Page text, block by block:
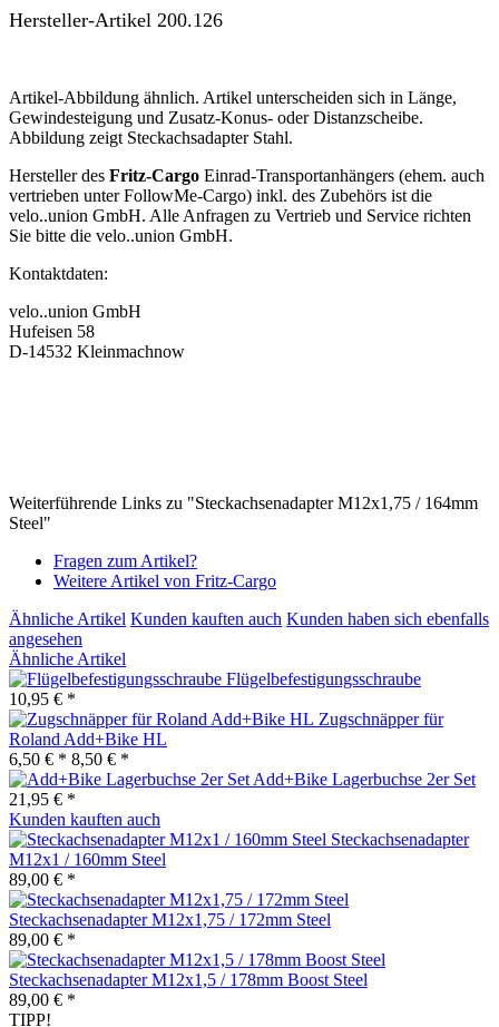
Hersteller-Artikel 200.126
Artikel-Abbildung ähnlich. Artikel unterscheiden sich in Länge,
Gewindesteigung und Zusatz-Konus- oder Distanzscheibe.
Abbildung zeigt Steckachsadapter Stahl.
Hersteller des Fritz-Cargo Einrad-Transportanhängers (ehem. auch
vertrieben unter FollowMe-Cargo) inkl. des Zubehörs ist die
velo..union GmbH. Alle Anfragen zu Vertrieb und Service richten
Sie bitte die velo..union GmbH.
Kontaktdaten:
velo..union GmbH
Hufeisen 58
D-14532 Kleinmachnow
Weiterführende Links zu "Steckachsenadapter M12x1,75 / 164mm
Steel"
Fragen zum Artikel?
Weitere Artikel von Fritz-Cargo
Ähnliche Artikel Kunden kauften auch Kunden haben sich ebenfalls
angesehen
Ähnliche Artikel
Flügelbefestigungsschraube
10,95 € *
Zugschnäpper für
Roland Add+Bike HL
6,50 € * 8,50 € *
Add+Bike Lagerbuchse 2er Set
21,95 € *
Kunden kauften auch
Steckachsenadapter
M12x1 / 160mm Steel
89,00 € *
Steckachsenadapter M12x1,75 / 172mm Steel
89,00 € *
Steckachsenadapter M12x1,5 / 178mm Boost Steel
89,00 € *
TIPP!